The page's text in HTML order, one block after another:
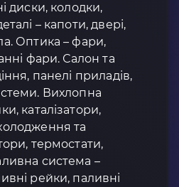
диски, колодки,
– капоти, двері,
Оптика – фари,
фари. Салон та
панелі приладів,
Вихлопна
каталізатори,
та
термостати,
система –
рейки, паливні